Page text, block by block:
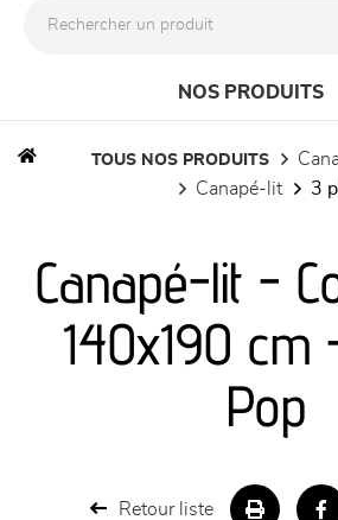
NOS PRODUITS
séjours
meubles de complément
chambres et dressing
TOUS NOS PRODUITS
canapé-lit
Canapé-lit -
140x190 cm
Pop
Retour liste